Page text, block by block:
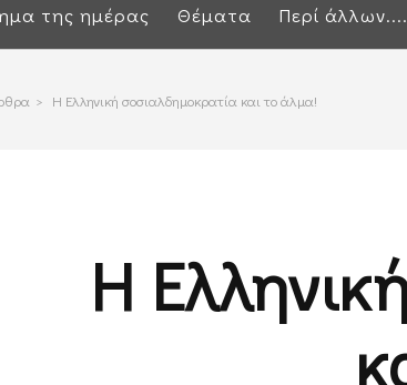
της ημέρας
Θέματα Περί άλλων....
> Η Ελληνική σοσιαλδημοκρατία και το άλμα!
Η